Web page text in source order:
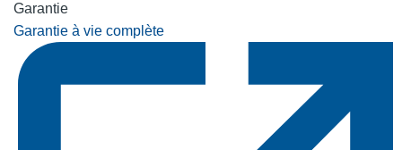
Garantie
Garantie à vie complète